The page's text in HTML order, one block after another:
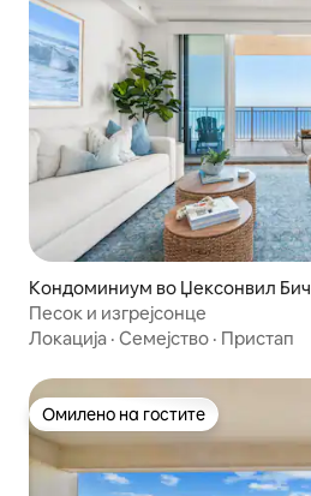
Кондоминиум во Џексонвил Бич
Песок и изгрејсонце
Локација · Семејство · Пристап
Омилено на гостите
Омилено на гостите